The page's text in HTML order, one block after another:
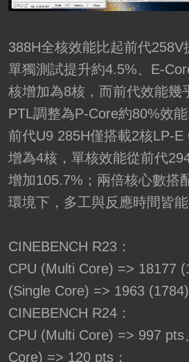
388H全核效能比起前代
單獨測試提升約4.5%、E-
核增加為8核，而前代效能幾
PTL調整為P-Core約80%效能
前代U9 285H僅搭載2核LP-E
增為4核，單核效能從前代
增加105.7%；兩倍核心數搭
環境下，多工與反應時間皆能
CINEBENCH R23：
CPU (Multi Core) => 18177
(Single Core) => 1963 (1784)
CINEBENCH R24：
CPU (Multi Core) => 997 pts
Core) => 120 pts；